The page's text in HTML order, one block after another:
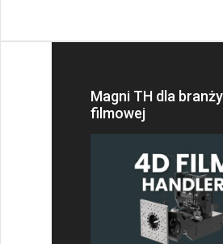
Magni TH dla branży
filmowej